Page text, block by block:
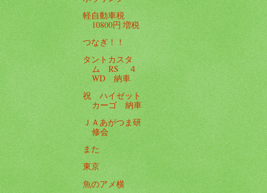
軽自動車税
10800円 増税
つなぎ！！
タントカスタ
ム RS ４
WD 納車
祝 ハイゼット
カーゴ 納車
ＪＡあがつま研
修会
また
東京
魚のアメ横